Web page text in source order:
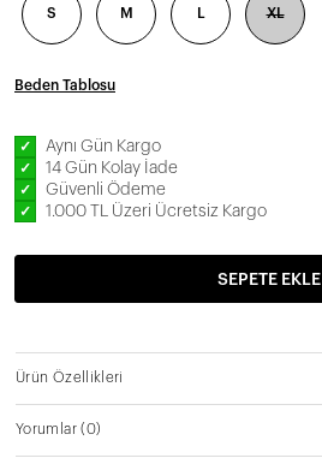
S M L XL
Beden Tablosu
SEPETE EKLE
✓ Aynı Gün Kargo
✓ 14 Gün Kolay İade
✓ Güvenli Ödeme
✓ 1.000 TL Üzeri Ücretsiz Kargo
Ürün Özellikleri
Yorumlar(0)